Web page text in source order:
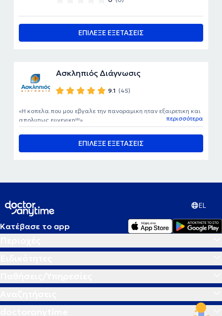
ΕΠΙΛΕΞΕ ΕΞΕΤΑΣΕΙΣ
Ασκληπιός Διάγνωσις
9.1 (45)
ΕΠΙΛΕΞΕ ΕΞΕΤΑΣΕΙΣ
Η κοπελα.που μου εβγαλε την πανοραμικη ηταν εξαιρετικη και
απολυτως ευγενικη!!!
περισσότερα
EL
Κατέβασε το app